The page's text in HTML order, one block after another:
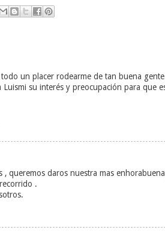
un placer rodearme de tan buena
su interés y preocupación para que
, queremos daros nuestra mas
.